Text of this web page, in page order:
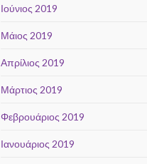
Ιούνιος 2019
Μάιος 2019
Απρίλιος 2019
Μάρτιος 2019
Φεβρουάριος 2019
Ιανουάριος 2019